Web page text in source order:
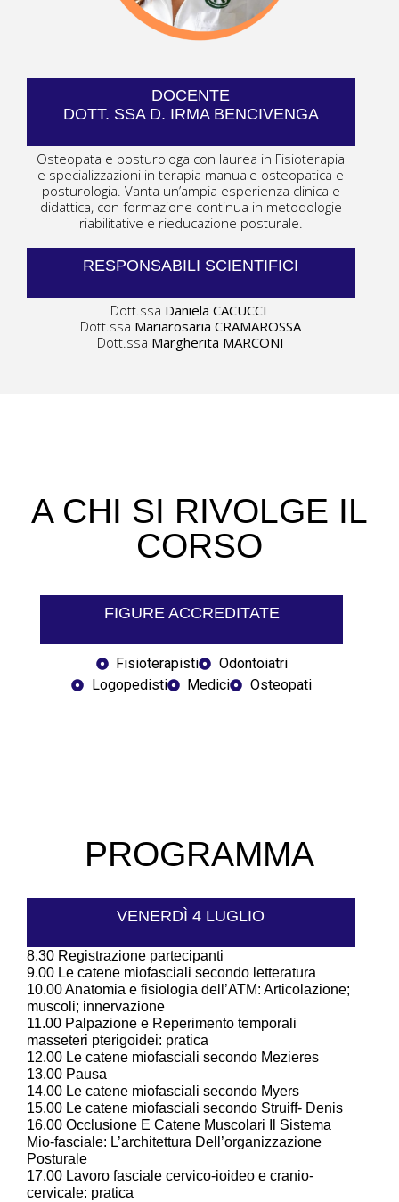
DOCENTE
DOTT. SSA D. IRMA BENCIVENGA
Osteopata e posturologa con laurea in Fisioterapia
e specializzazioni in terapia manuale osteopatica e
posturologia. Vanta un’ampia esperienza clinica e
didattica, con formazione continua in metodologie
riabilitative e rieducazione posturale.
RESPONSABILI SCIENTIFICI
Dott.ssa Daniela CACUCCI
Dott.ssa Mariarosaria CRAMAROSSA
Dott.ssa Margherita MARCONI
A CHI SI RIVOLGE IL
CORSO
FIGURE ACCREDITATE
Fisioterapisti
Odontoiatri
Logopedisti
Medici Osteopati
PROGRAMMA
VENERDÌ 4 LUGLIO
8.30 Registrazione partecipanti
9.00 Le catene miofasciali secondo letteratura
10.00Anatomia e fisiologia dell’ATM: Articolazione;
muscoli; innervazione
11.00 Palpazione e Reperimento temporali
masseteri pterigoidei: pratica
12.00 Le catene miofasciali secondo Mezieres
13.00 Pausa
14.00 Le catene miofasciali secondo Myers
15.00 Le catene miofasciali secondo Struiff- Denis
16.00 Occlusione E Catene Muscolari Il Sistema
Mio-fasciale: L’architettura Dell’organizzazione
Posturale
17.00 Lavoro fasciale cervico-ioideo e cranio-
cervicale: pratica